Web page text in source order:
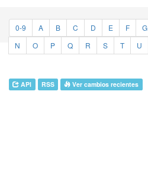
0-9 A B C D E F G
N
O P Q R S T U
API RSS Ver cambios recientes